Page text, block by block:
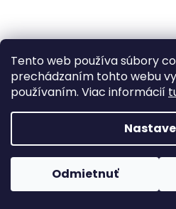
Tento web používa súbory
prechádzaním tohto webu
používaním. Viac informácií
Odmietnuť
Kožné choroby
príznaky a ako ich
včas
Kožné ochorenia patria medzi
problémy u psov. Objavujú sa
vekovými kategóriami aj